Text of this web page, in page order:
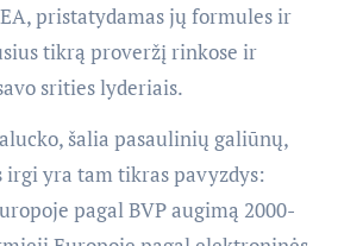
pristatydamas jų formules ir
tikrą proveržį rinkose ir
srities lyderiais.
šalia pasaulinių galiūnų,
irgi yra tam tikras pavyzdys:
pagal BVP augimą 2000-